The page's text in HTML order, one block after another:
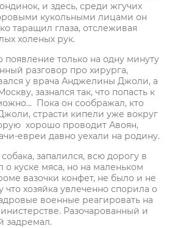
и здесь, среди жгучих
кукольными лицами он
таращил глаза, отслеживая
холеных рук.
появление только на одну минуту
разговор про хирурга,
у врача Анджелины Джоли, а
зазнался так, что попасть к
Пока он соображал, кто
страсти кипели уже вокруг
хорошо проводит Авоян,
евреи давно уехали на родину.
запалился, всю дорогу в
о куске мяса, но на маленьком
вазочки конфет, не было и не
что хозяйка увлеченно спорила о
военные реагировать на
Разочарованный и
задремал.